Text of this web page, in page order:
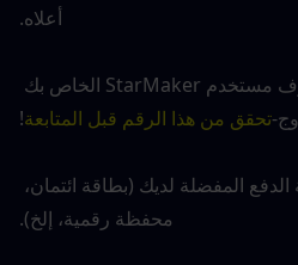
أعلاه.
تحقق من هذا الرقم قبل المتابعة!
محفظة رقمية، إلخ).